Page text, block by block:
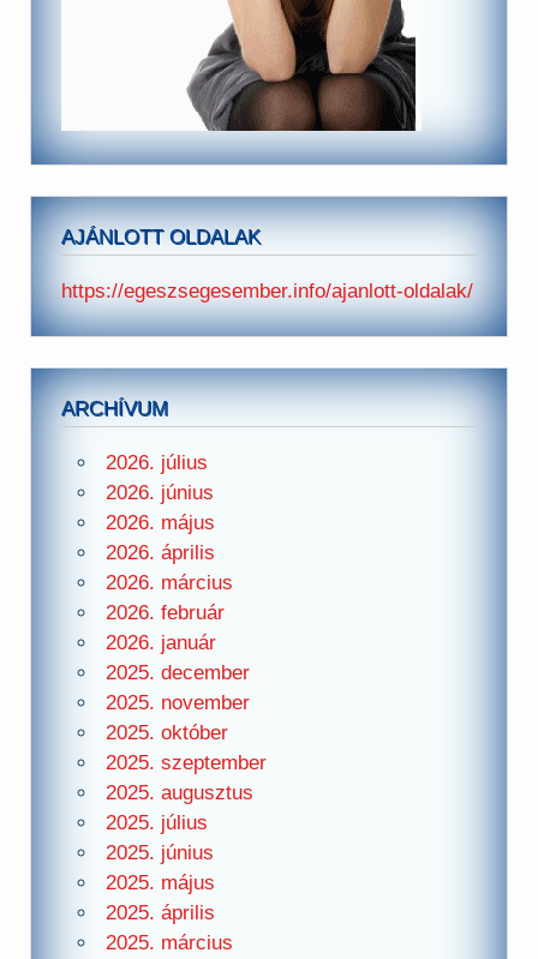
AJÁNLOTT OLDALAK
https://egeszsegesember.info/ajanlott-oldalak/
ARCHÍVUM
2026. július
2026. június
2026. május
2026. április
2026. március
2026. február
2026. január
2025. december
2025. november
2025. október
2025. szeptember
2025. augusztus
2025. július
2025. június
2025. május
2025. április
2025. március